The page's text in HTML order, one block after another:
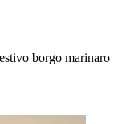
borgo marinaro